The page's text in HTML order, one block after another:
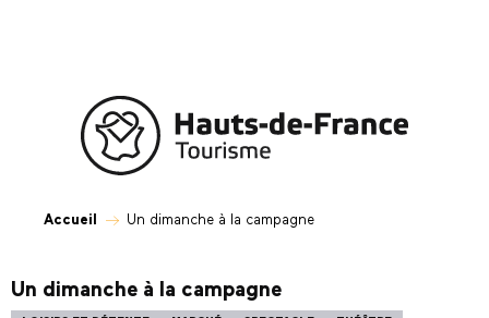
Accueil Un dimanche à la campagne
Un dimanche à la campagne